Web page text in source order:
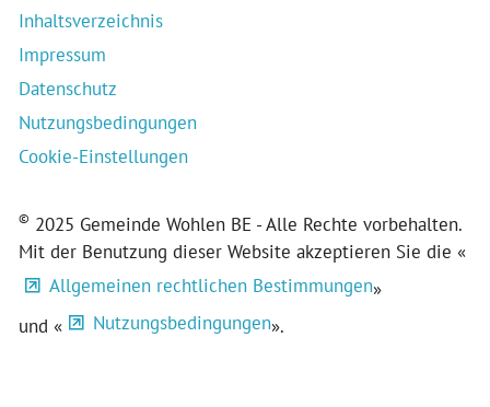
Inhaltsverzeichnis
Impressum
Datenschutz
Nutzungsbedingungen
Cookie-Einstellungen
© 2025 Gemeinde Wohlen BE - Alle Rechte vorbehalten.
Mit der Benutzung dieser Website akzeptieren Sie die «
Allgemeinen rechtlichen Bestimmungen»
und «
Nutzungsbedingungen».